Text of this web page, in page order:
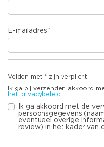
E-mailadres
Velden met * zijn verplicht
Ik ga bij verzenden akkoord
het privacybeleid
Ik ga akkoord met de
persoonsgegevens
eventueel overige
review) in het kader van